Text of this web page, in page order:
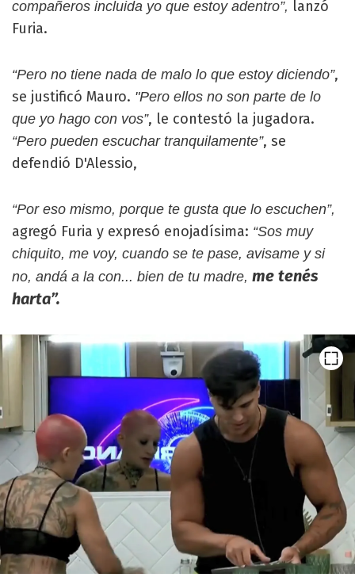
compañeros incluida yo que estoy adentro”, lanzó
Furia.
“Pero no tiene nada de malo lo que estoy diciendo”,
se justificó Mauro. "Pero ellos no son parte de lo
que yo hago con vos”, le contestó la jugadora.
“Pero pueden escuchar tranquilamente”, se
defendió D'Alessio,
“Por eso mismo, porque te gusta que lo escuchen”,
agregó Furia y expresó enojadísima: “Sos muy
chiquito, me voy, cuando se te pase, avisame y si
no, andá a la con... bien de tu madre, me tenés
harta”.